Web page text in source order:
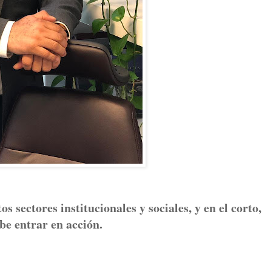
sectores institucionales y sociales, y en el corto,
entrar en acción.